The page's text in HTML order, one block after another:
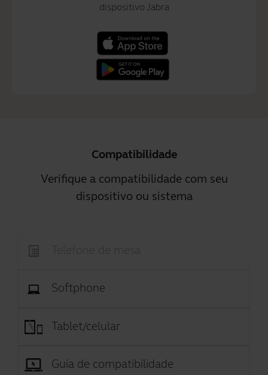
dispositivo Jabra
Compatibilidade
Verifique a compatibilidade com seu
dispositivo ou sistema
Softphone
Tablet/celular
Guia de compatibilidade